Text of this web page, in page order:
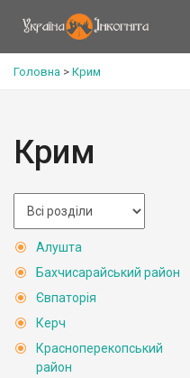
Головна > Крим
Крим
Алушта
Бахчисарайський район
Євпаторія
Керч
Красноперекопський
район